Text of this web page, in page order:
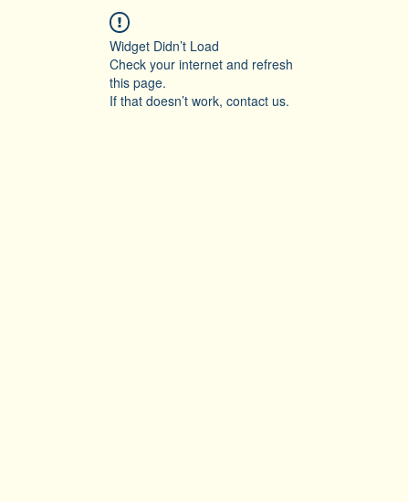
Widget Didn’t Load
Check your internet and refresh
this page.
If that doesn’t work, contact us.